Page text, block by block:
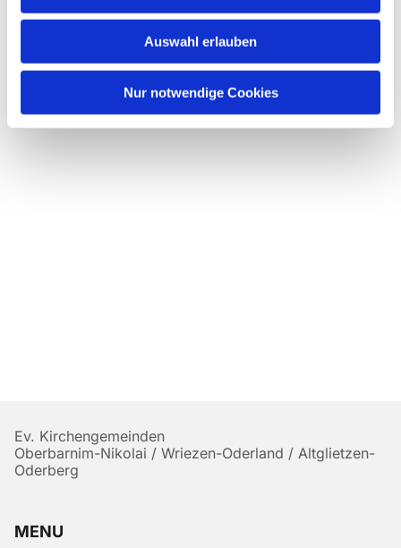
Auswahl erlauben
Nur notwendige Cookies
Ev. Kirchengemeinden
Oberbarnim-Nikolai / Wriezen-Oderland / Altglietzen-
Oderberg
MENU